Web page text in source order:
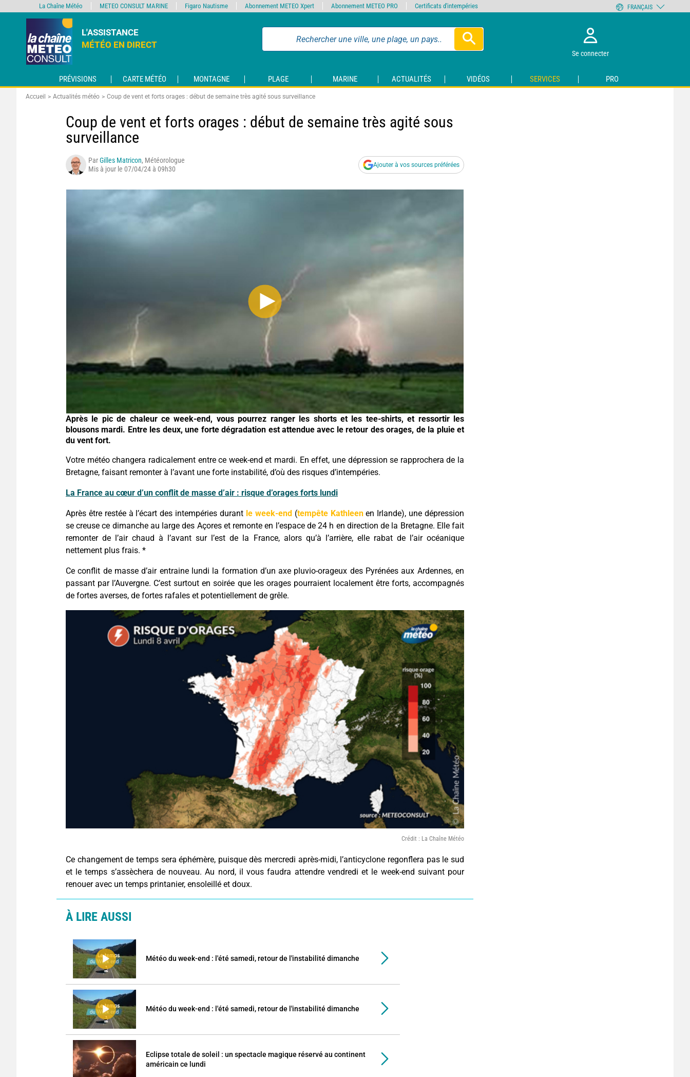
L'ASSISTANCE
MÉTÉO EN DIRECT
Se connecter
PRÉVISIONS CARTE MÉTÉO MONTAGNE PLAGE MARINE ACTUALITÉS VIDÉOS SERVICES PRO
Accueil Actualités météo Coup de vent et forts orages : début de semaine très agité sous surveillance
Coup de vent et forts orages : début de semaine très agité sous
surveillance
ParGilles Matricon, Météorologue
Mis à jour le 07/04/24 à 09h30
Ajouter à vos sources préférées
Après le pic de chaleur ce week-end, vous pourrez ranger les shorts et les tee-shirts, et ressortir les
blousons mardi. Entre les deux, une forte dégradation est attendue avec le retour des orages, de la pluie et
du vent fort.
Votre météo changera radicalement entre ce week-end et mardi. En effet, une dépression se rapprochera de la
Bretagne, faisant remonter à l’avant une forte instabilité, d’où des risques d’intempéries.
La France au cœur d’un conflit de masse d’air : risque d’orages forts lundi
Après être restée à l’écart des intempéries durant le week-end (tempête Kathleenen Irlande), une dépression
se creuse ce dimanche au large des Açores et remonte en l’espace de 24 h en direction de la Bretagne. Elle fait
remonter de l’air chaud à l’avant sur l’est de la France, alors qu’à l’arrière, elle rabat de l’air océanique
nettement plus frais. *
Ce conflit de masse d’air entraine lundi la formation d’un axe pluvio-orageux des Pyrénées aux Ardennes, en
passant par l’Auvergne. C’est surtout en soirée que les orages pourraient localement être forts, accompagnés
de fortes averses, de fortes rafales et potentiellement de grêle.
Crédit : La Chaîne Météo
Ce changement de temps sera éphémère, puisque dès mercredi après-midi, l’anticyclone regonflera pas le sud
et le temps s’assèchera de nouveau. Au nord, il vous faudra attendre vendredi et le week-end suivant pour
renouer avec un temps printanier, ensoleillé et doux.
À LIRE AUSSI
Météo du week-end : l'été samedi, retour de l'instabilité dimanche
Météo du week-end : l'été samedi, retour de l'instabilité dimanche
Eclipse totale de soleil : un spectacle magique réservé au continent
américain ce lundi
La Chaîne Météo METEO CONSULT MARINE Figaro Nautisme Abonnement METEO Xpert Abonnement METEO PRO Certificats d'intempéries FRANÇAIS